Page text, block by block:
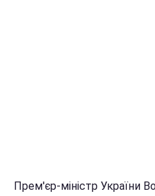
Прем'єр-міністр України